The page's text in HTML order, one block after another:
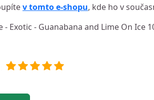
v tomto e-shopu, kde ho v
- Exotic - Guanabana and Lime On Ice